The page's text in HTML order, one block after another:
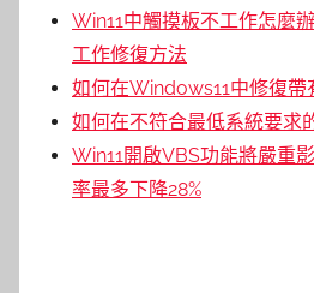
Win11中觸摸板不工作怎麼
工作修復方法
如何在Windows11中修復帶
如何在不符合最低系統要求
Win11開啟VBS功能將嚴重
率最多下降28%